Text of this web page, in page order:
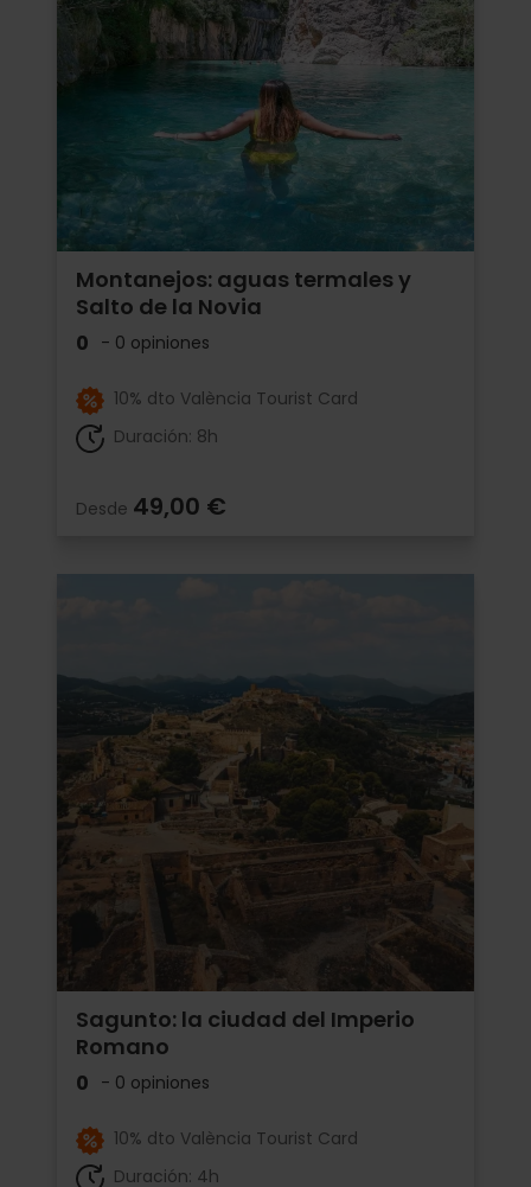
Montanejos: aguas termales y
Salto de la Novia
0 - 0 opiniones
10% dto València Tourist Card
Duración: 8h
Desde 49,00 €
Sagunto: la ciudad del Imperio
Romano
0 - 0 opiniones
10% dto València Tourist Card
Duración: 4h